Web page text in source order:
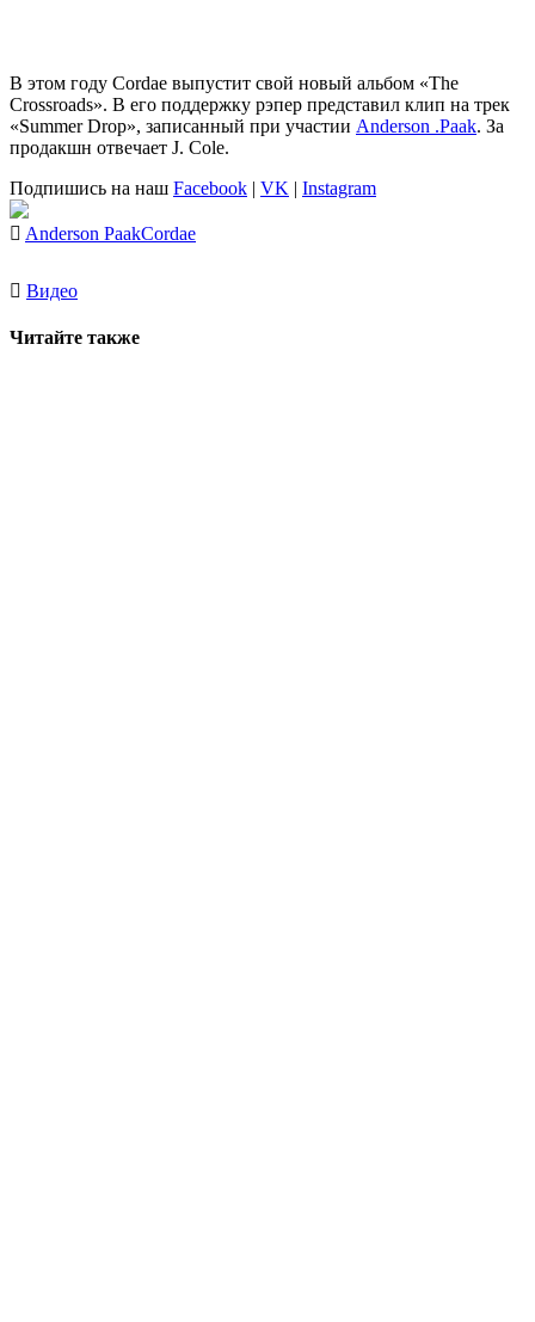
В этом году Cordae выпустит свой новый альбом «The
Crossroads». В его поддержку рэпер представил клип на трек
«Summer Drop», записанный при участии Anderson .Paak. За
продакшн отвечает J. Cole.
Подпишись на наш Facebook | VK | Instagram
Anderson PaakCordae
Видео
Читайте также